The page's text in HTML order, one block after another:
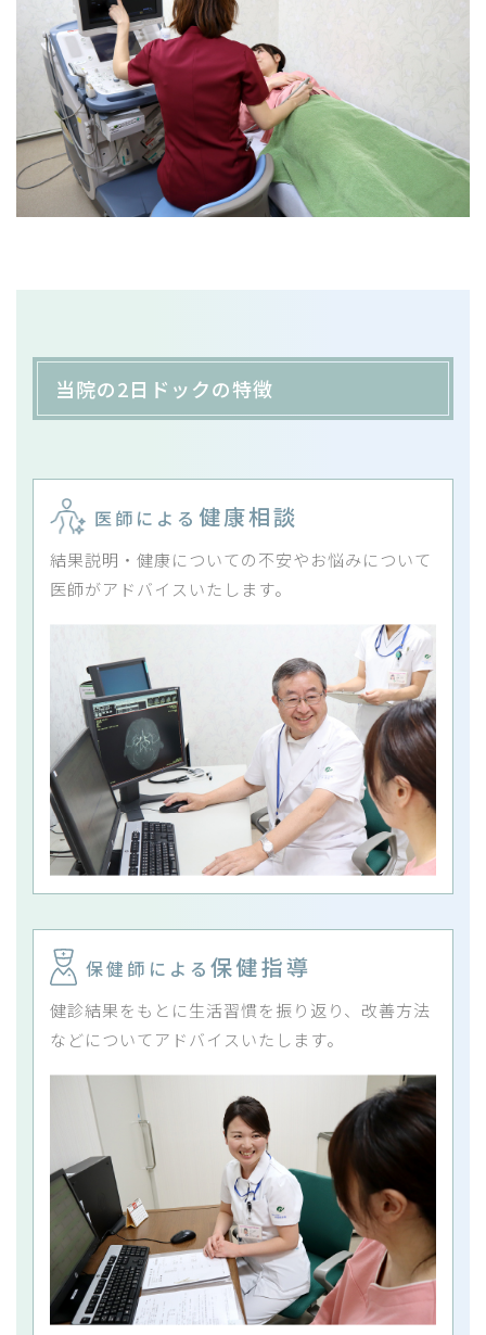
当院の2日ドックの特徴
医師による 健康相談
結果説明・健康についての不安やお悩みについて
医師がアドバイスいたします。
保健師による保健指導
健診結果をもとに生活習慣を振り返り、改善方法
などについてアドバイスいたします。